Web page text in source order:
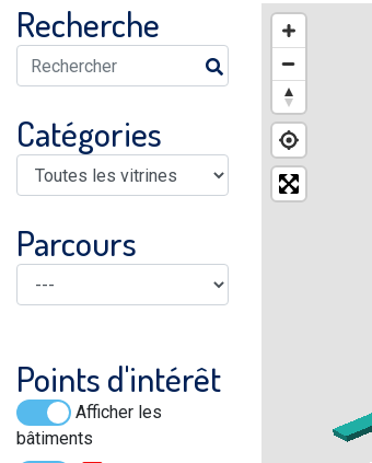
Recherche
Catégories
Parcours
Points d'intérêt
Afficher les
bâtiments